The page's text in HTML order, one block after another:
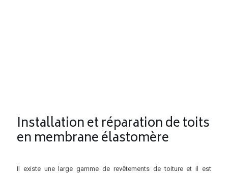
Installation et réparation de toits
en membrane élastomère
Il existe une large gamme de revêtements de toiture et il est